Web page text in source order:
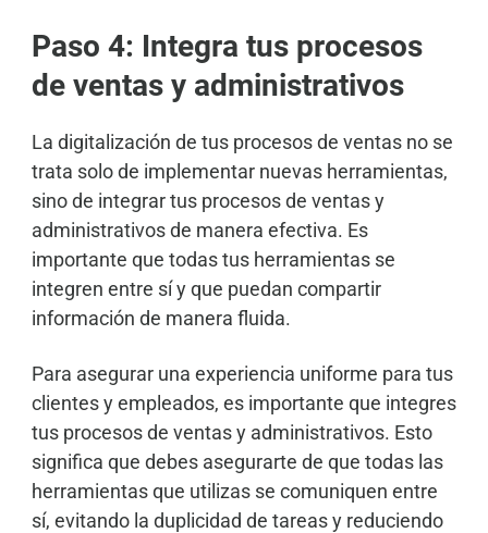
Paso 4: Integra tus procesos
de ventas y administrativos
La digitalización de tus procesos de ventas no se
trata solo de implementar nuevas herramientas,
sino de integrar tus procesos de ventas y
administrativos de manera efectiva. Es
importante que todas tus herramientas se
integren entre sí y que puedan compartir
información de manera fluida.
Para asegurar una experiencia uniforme para tus
clientes y empleados, es importante que integres
tus procesos de ventas y administrativos. Esto
significa que debes asegurarte de que todas las
herramientas que utilizas se comuniquen entre
sí, evitando la duplicidad de tareas y reduciendo